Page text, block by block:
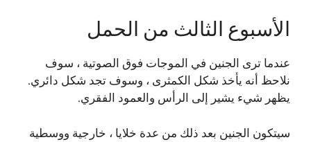
الأسبوع الثالث من الحمل
عندما ترى الجنين في الموجات فوق الصوتية ، سوف
نلاحظ أنه يأخذ شكل الكمثرى ، وسوف تجد شكل دائري.
يظهر شيء يشير إلى الرأس والعمود الفقري.
سيتكون الجنين بعد ذلك من عدة خلايا ، خارجية ووسطية